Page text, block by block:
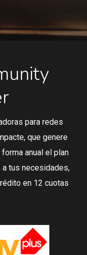
para redes
que genere
anual el plan
a tus necesidades,
en 12 cuotas